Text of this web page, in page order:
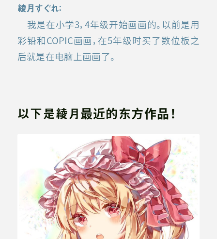
綾月すぐれ：
我是在小学3，4年级开始画画的。以前是用
彩铅和COPIC画画，在5年级时买了数位板之
后就是在电脑上画画了。
以下是綾月最近的东方作品！